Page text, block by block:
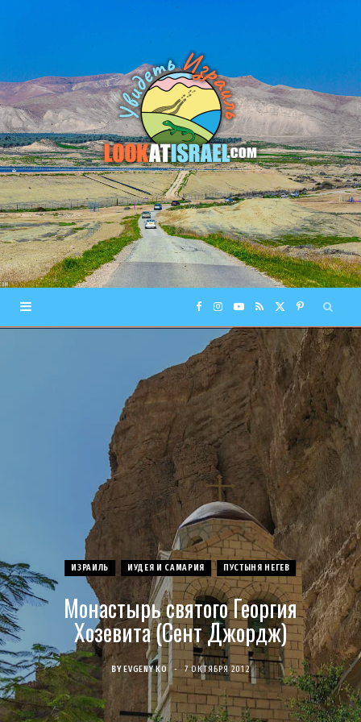
F
a
c
e
b
o
k
I
n
t
g
r
a
m
Y
o
u
T
u
b
e
R
S
(
T
w
t
e
r
P
i
n
t
e
r
e
s
t
ИЗРАИЛЬ ИУДЕЯ И САМАРИЯ ПУСТЫНЯ НЕГЕВ
Монастырь святого Георгия
Хозевита (Сент Джордж)
BY EVGENY KO 7 ОКТЯБРЯ 2012